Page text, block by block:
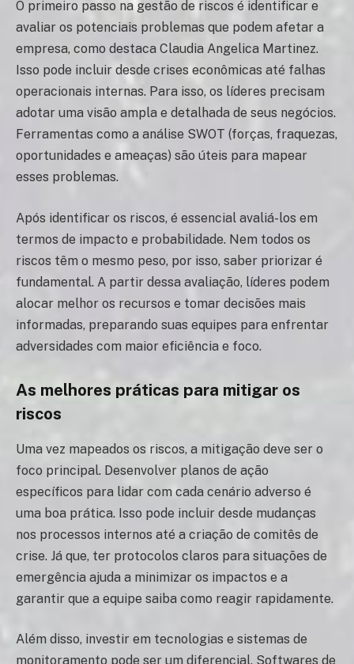
O primeiro passo na gestão de riscos é identificar e
avaliar os potenciais problemas que podem afetar a
empresa, como destaca Claudia Angelica Martinez.
Isso pode incluir desde crises econômicas até falhas
operacionais internas. Para isso, os líderes precisam
adotar uma visão ampla e detalhada de seus negócios.
Ferramentas como a análise SWOT (forças, fraquezas,
oportunidades e ameaças) são úteis para mapear
esses problemas.
Após identificar os riscos, é essencial avaliá-los em
termos de impacto e probabilidade. Nem todos os
riscos têm o mesmo peso, por isso, saber priorizar é
fundamental. A partir dessa avaliação, líderes podem
alocar melhor os recursos e tomar decisões mais
informadas, preparando suas equipes para enfrentar
adversidades com maior eficiência e foco.
As melhores práticas para mitigar os
riscos
Uma vez mapeados os riscos, a mitigação deve ser o
foco principal. Desenvolver planos de ação
específicos para lidar com cada cenário adverso é
uma boa prática. Isso pode incluir desde mudanças
nos processos internos até a criação de comitês de
crise. Já que, ter protocolos claros para situações de
emergência ajuda a minimizar os impactos e a
garantir que a equipe saiba como reagir rapidamente.
Além disso, investir em tecnologias e sistemas de
monitoramento pode ser um diferencial. Softwares de